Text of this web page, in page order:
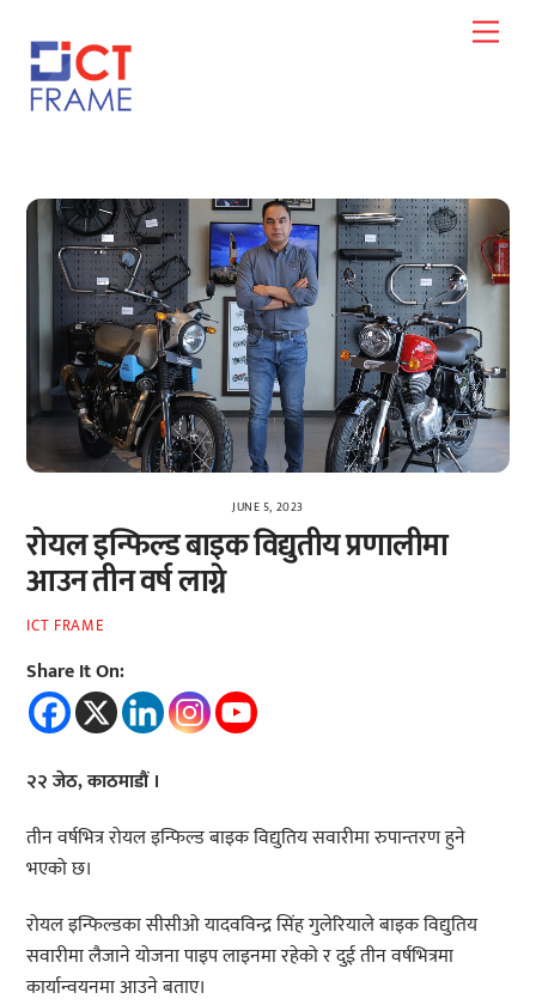
content
JUNE 5, 2023
रोयल इन्फिल्ड बाइक विद्युतीय प्रणालीमा
आउन तीन वर्ष लाग्ने
ICT FRAME
Share It On:
२२ जेठ, काठमाडौं ।
तीन वर्षभित्र रोयल इन्फिल्ड बाइक विद्युतिय सवारीमा रुपान्तरण हुने
भएको छ।
रोयल इन्फिल्डका सीसीओ यादवविन्द्र सिंह गुलेरियाले बाइक विद्युतिय
सवारीमा लैजाने योजना पाइप लाइनमा रहेको र दुई तीन वर्षभित्रमा
कार्यान्वयनमा आउने बताए।